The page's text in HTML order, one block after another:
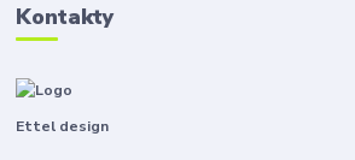
Kontakty
Ettel design